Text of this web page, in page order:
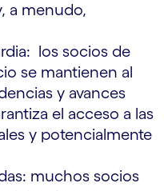
a menudo,
los socios de
se mantienen al
y avances
el acceso a las
y potencialmente
muchos socios